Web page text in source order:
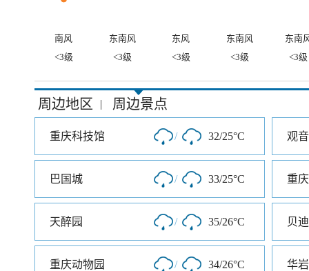
南风 东南风 东风 东南风
东南
<3级
<3级 <3级 <3级 <3级
周边地区 | 周边景点
重庆科技馆 / 32/25°C 观
巴国城 / 33/25°C 重
天醉园 / 35/26°C
重庆动物园 / 34/26°C 华